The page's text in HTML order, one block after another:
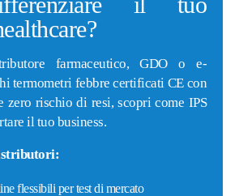
farmaceutico, GDO o e-
termometri febbre certificati CE con
zero rischio di resi, scopri come IPS
il tuo business.
flessibili per test di mercato